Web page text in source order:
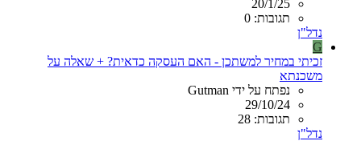
20/1/25
תגובות: 0
נדל"ן
G
זכיתי במחיר למשתכן - האם העסקה כדאית? + שאלה על
משכנתא
נפתח על ידי Gutman
29/10/24
תגובות: 28
נדל"ן